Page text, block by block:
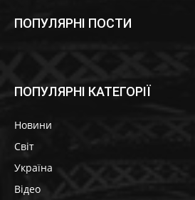
ПОПУЛЯРНІ ПОСТИ
ПОПУЛЯРНІ КАТЕГОРІЇ
Новини
Світ
Україна
Відео